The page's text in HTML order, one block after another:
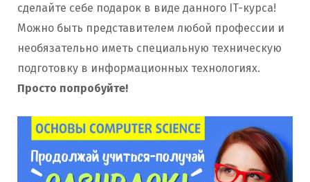
сделайте себе подарок в виде данного IT-курса!
Можно быть представителем любой профессии и
необязательно иметь специальную техническую
подготовку в информационных технологиях.
Просто попробуйте!